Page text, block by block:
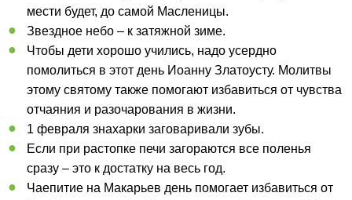
мести будет, до самой Масленицы.
Звездное небо – к затяжной зиме.
Чтобы дети хорошо учились, надо усердно
помолиться в этот день Иоанну Златоусту. Молитвы
этому святому также помогают избавиться от чувства
отчаяния и разочарования в жизни.
1 февраля знахарки заговаривали зубы.
Если при растопке печи загораются все поленья
сразу – это к достатку на весь год.
Чаепитие на Макарьев день помогает избавиться от